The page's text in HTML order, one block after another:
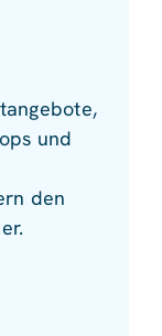
und
den